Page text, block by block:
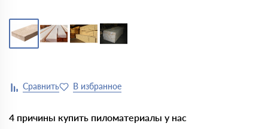
4 причины купить пиломатериалы у нас